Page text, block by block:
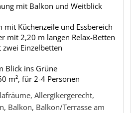
mit Balkon und Weitblick
Küchenzeile und Essbereich
mit 2,20 m langen Relax-Betten
Einzelbetten
Blick ins Grüne
m², für 2-4 Personen
Allergikergerecht,
Balkon, Balkon/Terrasse am